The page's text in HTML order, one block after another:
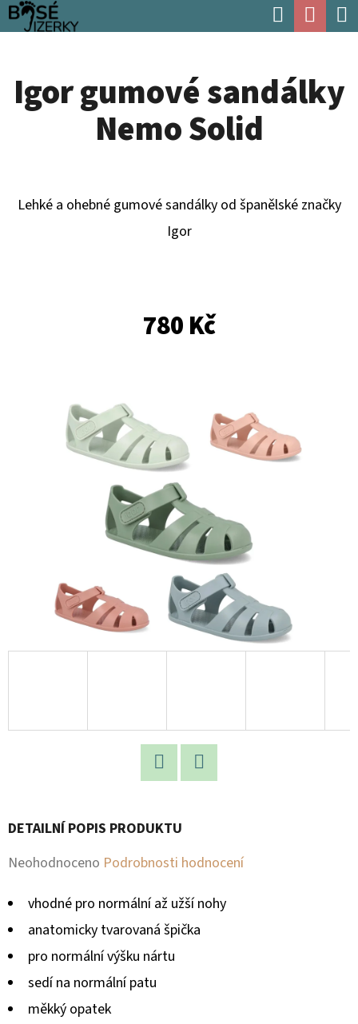
Přejít
na
Hledat
Igor gumové sandálky
Nemo Solid
Lehké a ohebné gumové sandálky od španělské značky
Igor
780 Kč
DETAILNÍ POPIS PRODUKTU
Průměrné
produktu
Neohodnoceno Podrobnosti hodnocení
vhodné pro normální až užší nohy
anatomicky tvarovaná špička
pro normální výšku nártu
sedí na normální patu
měkký opatek
K
O Zpět
Zpět
C
T
R
U
U
E
M
E